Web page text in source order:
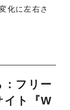
化に左右さ
フリー
イト『W